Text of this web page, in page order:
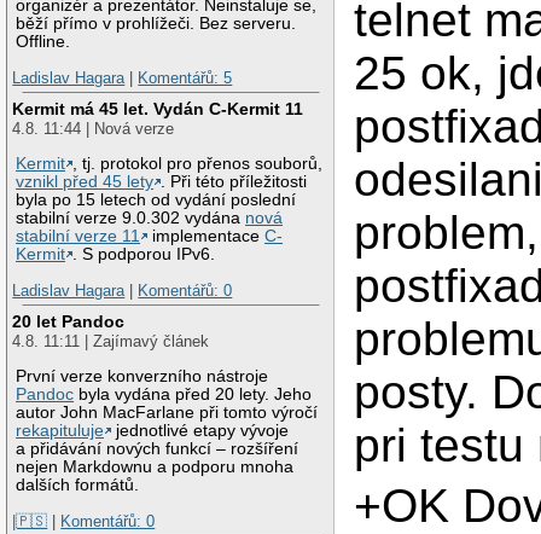
organizér a prezentátor. Neinstaluje se,
běží přímo v prohlížeči. Bez serveru.
Offline.
Ladislav Hagara | Komentářů: 5
Kermit má 45 let. Vydán C-Kermit 11
4.8. 11:44 | Nová verze
Kermit , tj. protokol pro přenos souborů,
vznikl před 45 lety . Při této příležitosti
byla po 15 letech od vydání poslední
stabilní verze 9.0.302 vydána nová
stabilní verze 11
implementaceC-
Kermit . S podporou IPv6.
Ladislav Hagara | Komentářů: 0
20 let Pandoc
4.8. 11:11 | Zajímavý článek
První verze konverzního nástroje
Pandoc byla vydána před 20 lety. Jeho
autor John MacFarlane při tomto výročí
rekapituluje
jednotlivé etapy vývoje
a přidávání nových funkcí – rozšíření
nejen Markdownu a podporu mnoha
dalších formátů.
|🇵🇸 | Komentářů: 0
telnet
25 ok,
posty.
pri testu
+OK